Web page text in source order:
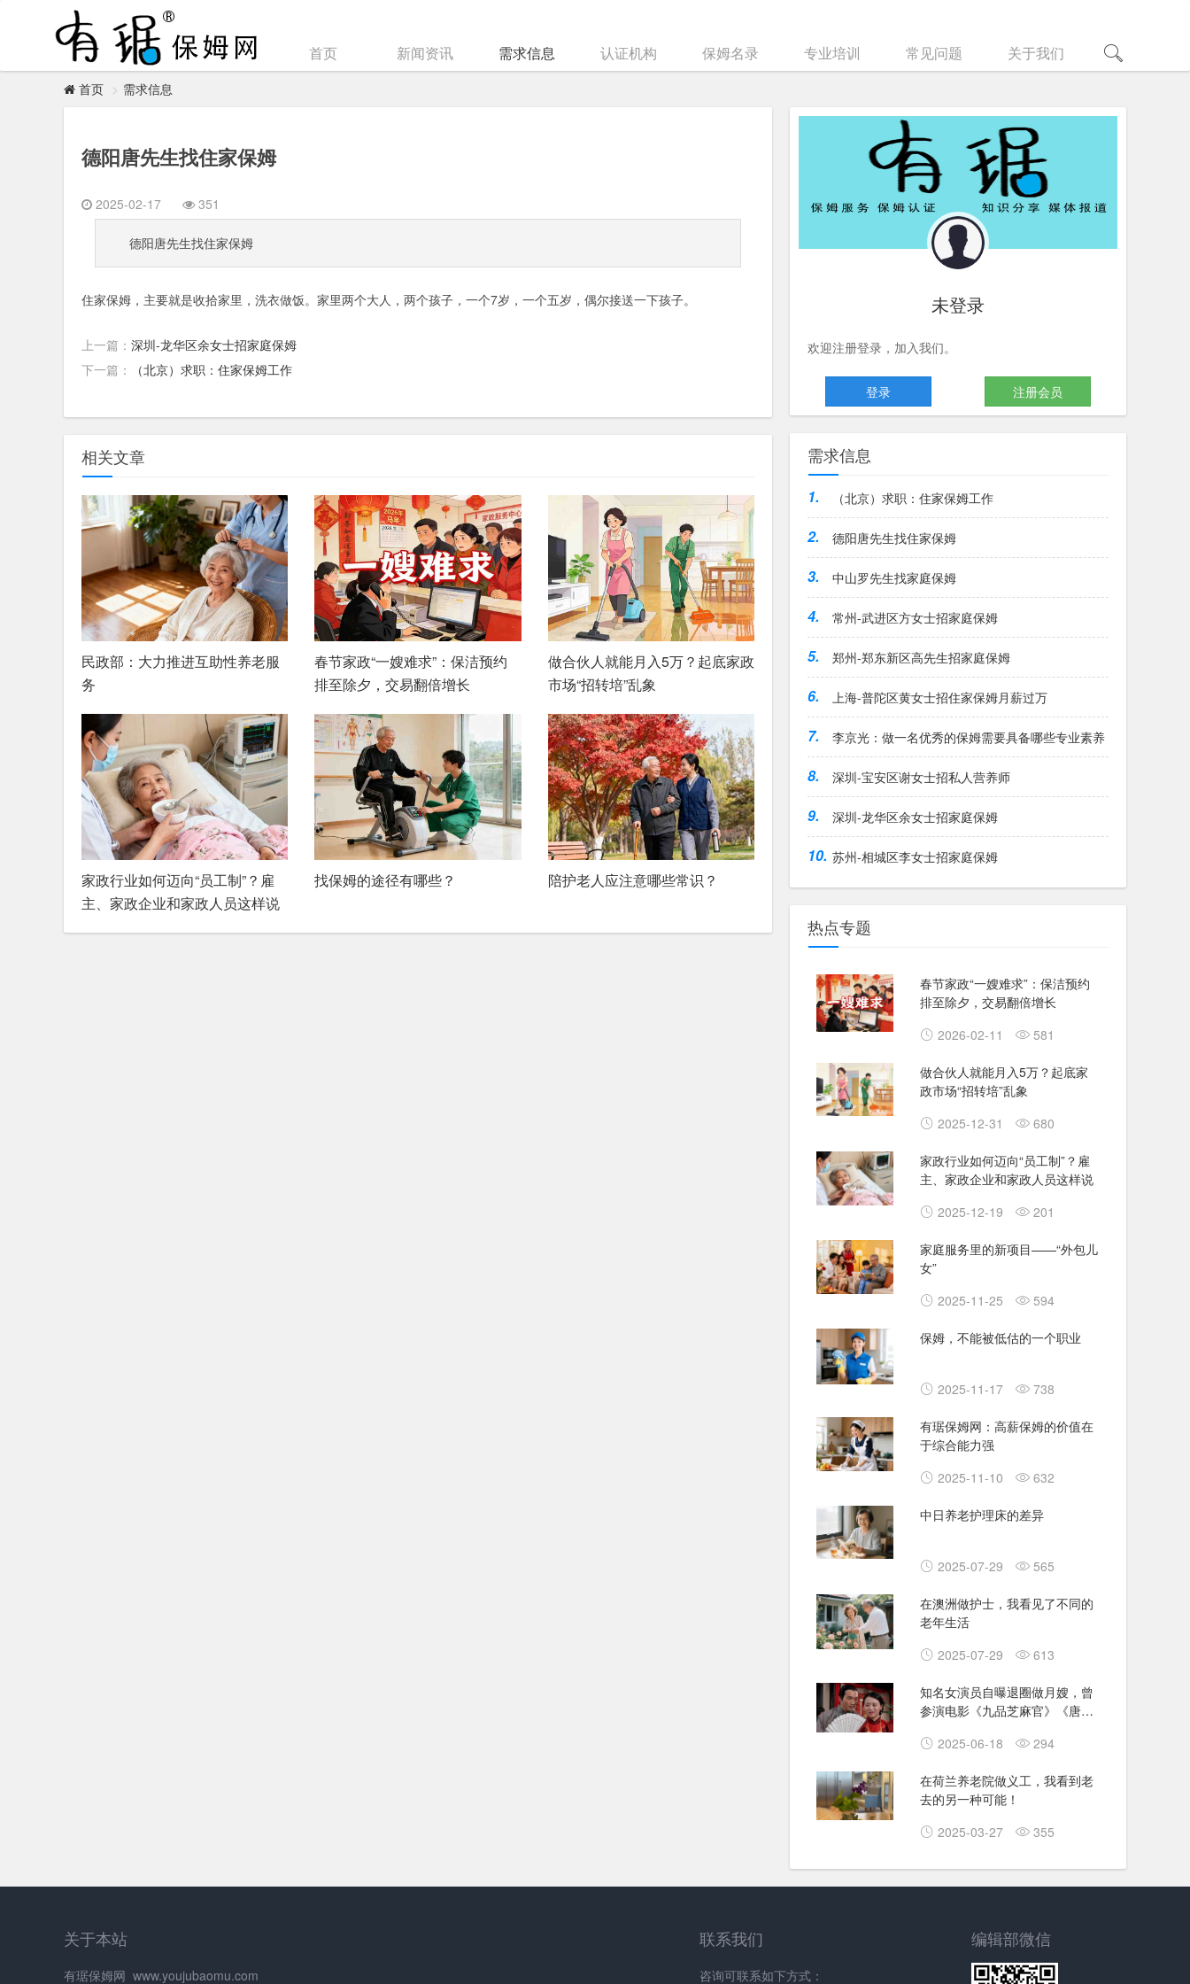
首页 新闻资讯 需求信息 认证机构 保姆名录 专业培训 常见问题 关于我们
首页 需求信息
德阳唐先生找住家保姆
2025-02-17 351
德阳唐先生找住家保姆
住家保姆，主要就是收拾家里，洗衣做饭。家里两个大人，两个孩子，一个7岁，一个五岁，偶尔接送一下孩子。
上一篇： 深圳-龙华区余女士招家庭保姆
下一篇：
（北京）求职：住家保姆工作
相关文章
民政部：大力推进互助性养老服
务
春节家政“一嫂难求”：保洁预约
排至除夕，交易翻倍增长
做合伙人就能月入5万？起底家政
市场“招转培”乱象
家政行业如何迈向“员工制”？雇
主、家政企业和家政人员这样说
找保姆的途径有哪些？ 陪护老人应注意哪些常识？
未登录
欢迎注册登录，加入我们。
登录 注册会员
需求信息
1. （北京）求职：住家保姆工作
2. 德阳唐先生找住家保姆
3. 中山罗先生找家庭保姆
4. 常州-武进区方女士招家庭保姆
5. 郑州-郑东新区高先生招家庭保姆
6. 上海-普陀区黄女士招住家保姆月薪过万
7. 李京光：做一名优秀的保姆需要具备哪些专业素养
8. 深圳-宝安区谢女士招私人营养师
9. 深圳-龙华区余女士招家庭保姆
10. 苏州-相城区李女士招家庭保姆
热点专题
春节家政“一嫂难求”：保洁预约
排至除夕，交易翻倍增长
2026-02-11
581
做合伙人就能月入5万？起底家
政市场“招转培”乱象
2025-12-31
680
家政行业如何迈向“员工制”？雇
主、家政企业和家政人员这样说
2025-12-19
201
家庭服务里的新项目——“外包儿
女”
2025-11-25
594
保姆，不能被低估的一个职业
2025-11-17 738
有琚保姆网：高薪保姆的价值在
于综合能力强
2025-11-10
632
中日养老护理床的差异
2025-07-29 565
在澳洲做护士，我看见了不同的
老年生活
2025-07-29
613
知名女演员自曝退圈做月嫂，曾
参演电影《九品芝麻官》《唐伯
2025-06-18
294
在荷兰养老院做义工，我看到老
去的另一种可能！
2025-03-27
355
关于本站
有琚保姆网 www.youjubaomu.com
联系我们
咨询可联系如下方式：
编辑部微信